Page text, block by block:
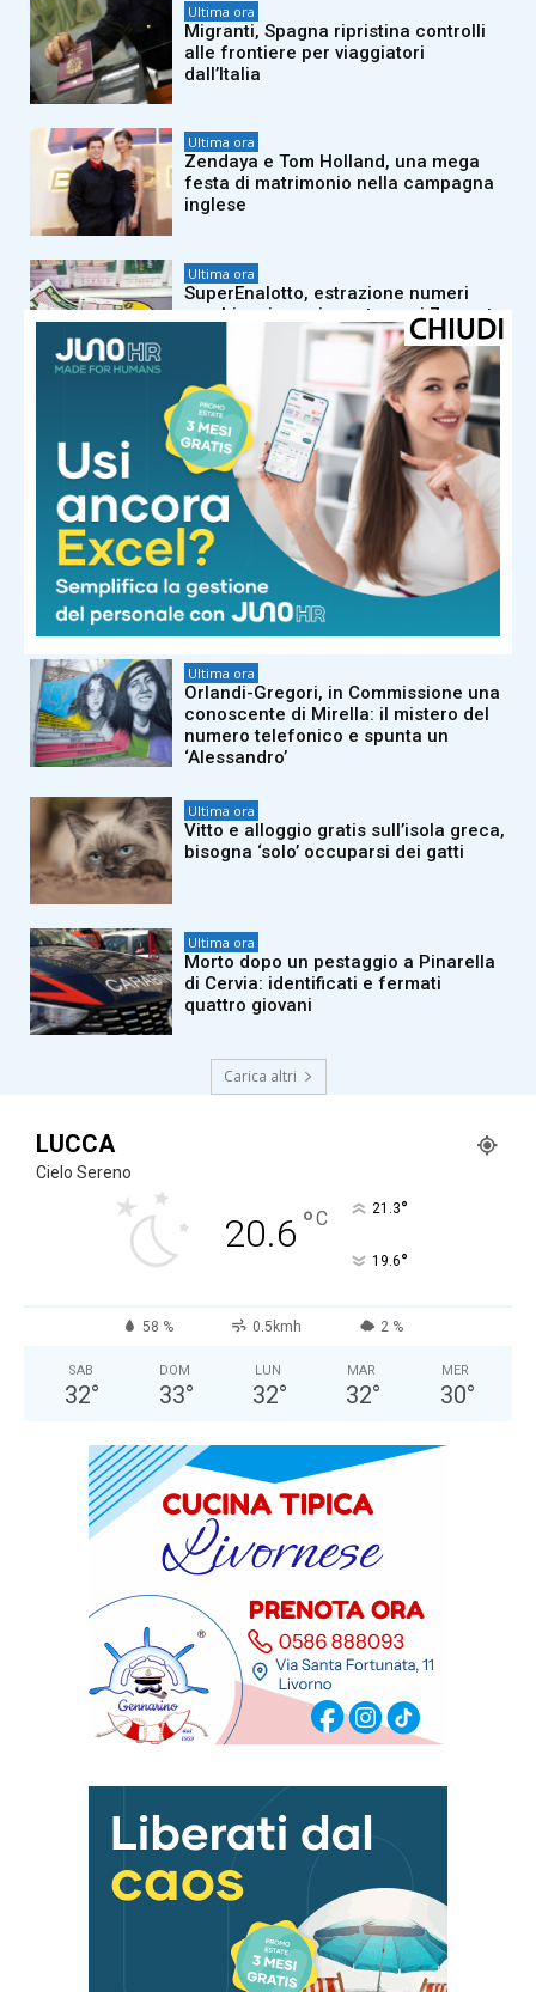
Ultima ora
Migranti, Spagna ripristina controlli
alle frontiere per viaggiatori
dall’Italia
Ultima ora
Zendaya e Tom Holland, una mega
festa di matrimonio nella campagna
inglese
Ultima ora
SuperEnalotto, estrazione numeri
combinazione vincente oggi 7 agosto
Ultima ora
Paura a Polignano a Mare, turista
resta bloccata sulla scogliera di
Lama Monachile: voleva fare una
Ultima ora
Invasione record di locuste, milioni di
insetti oscurano il cielo. E il web
grida alla ‘piaga biblica’
Ultima ora
Orlandi-Gregori, in Commissione una
conoscente di Mirella: il mistero del
numero telefonico e spunta un
‘Alessandro’
Ultima ora
Vitto e alloggio gratis sull’isola greca,
bisogna ‘solo’ occuparsi dei gatti
Ultima ora
Morto dopo un pestaggio a Pinarella
di Cervia: identificati e fermati
quattro giovani
Carica altri
LUCCA
Cielo Sereno
20.6 °C 21.3°
19.6°
58 % 0.5kmh 2 %
SAB
32°
DOM
33°
LUN
32°
MAR
32°
MER
30°